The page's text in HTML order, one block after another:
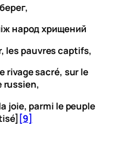
народ хрищений
les pauvres captifs,
rivage sacré, sur le
russien,
joie, parmi le peuple
[9]